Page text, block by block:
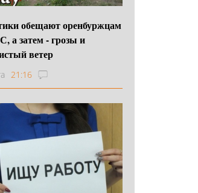
обещают оренбуржцам
а затем - грозы и
ветер
21:16